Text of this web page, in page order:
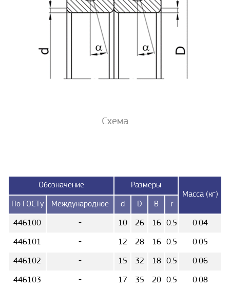
Схема
Обозначение
Размеры
Масса (кг)
По ГОСТу
Международное d D B r
446100 - 10 26 16 0.5 0.04
446101 - 12 28 16 0.5 0.05
446102 - 15 32 18 0.5 0.06
446103 - 17 35 20 0.5 0.08